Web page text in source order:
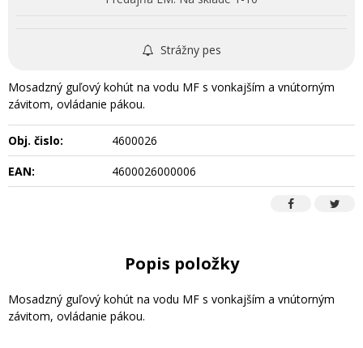
Strážny pes
Mosadzný guľový kohút na vodu MF s vonkajším a vnútorným
závitom, ovládanie pákou.
Obj. čislo:
4600026
EAN:
4600026000006
Popis položky
Mosadzný guľový kohút na vodu MF s vonkajším a vnútorným
závitom, ovládanie pákou.